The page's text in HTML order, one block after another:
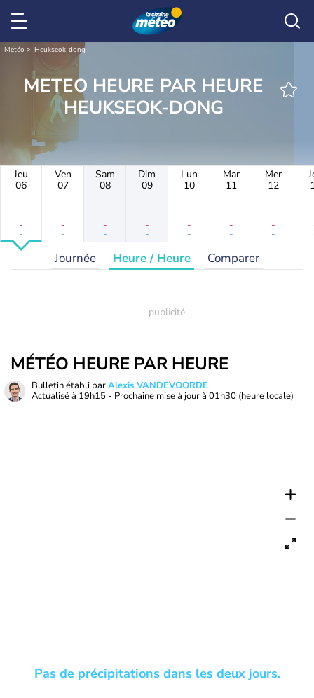
Météo Heukseok-dong
METEO HEURE PAR HEURE
HEUKSEOK-DONG
Jeu
06
-
-
Ven
07
-
-
Sam
08
-
-
Dim
09
-
-
Lun
10
-
-
Mar
11
-
-
Mer
12
-
-
Journée Heure / Heure Comparer
MÉTÉO HEURE PAR HEURE
Bulletin établi parAlexis VANDEVOORDE
Actualisé à 19h15 - Prochaine mise à jour à 01h30 (heure locale)
Pas de précipitations dans les deux jours.